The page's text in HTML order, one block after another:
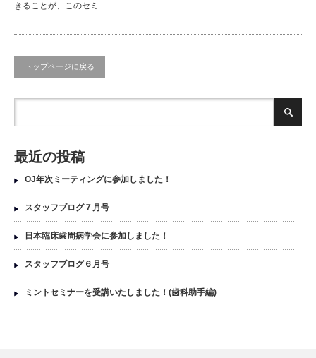
きることが、このセミ…
トップページに戻る
最近の投稿
OJ年次ミーティングに参加しました！
スタッフブログ７月号
日本臨床歯周病学会に参加しました！
スタッフブログ６月号
ミントセミナーを受講いたしました！(歯科助手編)